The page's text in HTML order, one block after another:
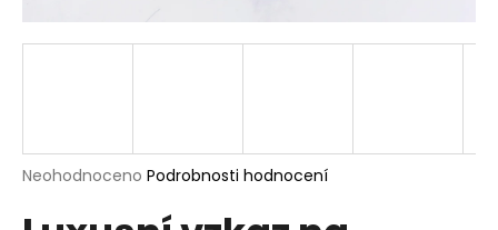
Průměrné
produktu
Neohodnoceno Podrobnosti hodnocení
a
j
?